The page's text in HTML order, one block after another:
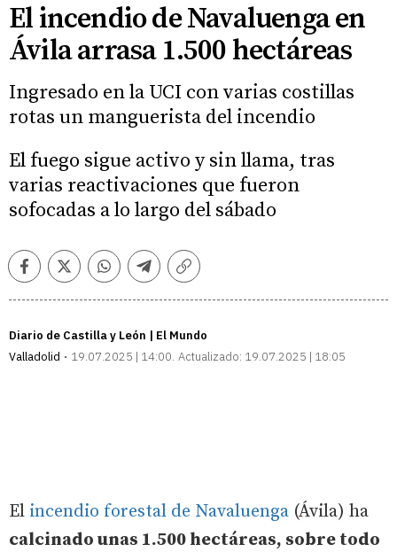
El incendio de Navaluenga en
Ávila arrasa 1.500 hectáreas
Ingresado en la UCI con varias costillas
rotas un manguerista del incendio
El fuego sigue activo y sin llama, tras
varias reactivaciones que fueron
sofocadas a lo largo del sábado
FacebookTwitterWhatsappTelegramCopiar
Diario de Castilla y León | El Mundo
Valladolid
19.07.2025 | 14:00 Actualizado: 19.07.2025 | 18:05
El incendio forestal de Navaluenga (Ávila) ha
calcinado unas 1.500 hectáreas, sobre todo